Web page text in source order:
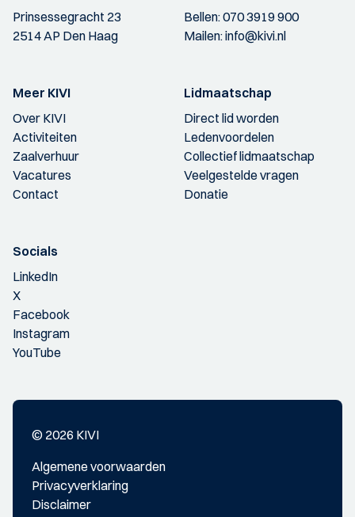
Prinsessegracht 23
2514 AP Den Haag
Bellen:070 3919 900
Mailen:info@kivi.nl
Meer KIVI
Over KIVI
Activiteiten
Zaalverhuur
Vacatures
Contact
Lidmaatschap
Direct lid worden
Ledenvoordelen
Collectief lidmaatschap
Veelgestelde vragen
Donatie
Socials
LinkedIn
X
Facebook
Instagram
YouTube
© 2026 KIVI
Algemene voorwaarden
Privacyverklaring
Disclaimer